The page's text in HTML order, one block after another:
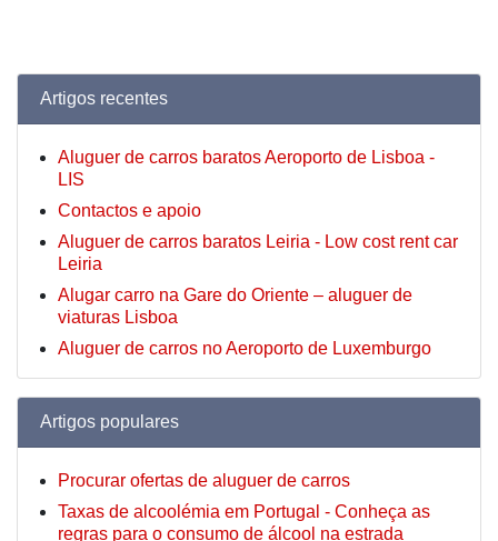
Artigos recentes
Aluguer de carros baratos Aeroporto de Lisboa -
LIS
Contactos e apoio
Aluguer de carros baratos Leiria - Low cost rent car
Leiria
Alugar carro na Gare do Oriente – aluguer de
viaturas Lisboa
Aluguer de carros no Aeroporto de Luxemburgo
Artigos populares
Procurar ofertas de aluguer de carros
Taxas de alcoolémia em Portugal - Conheça as
regras para o consumo de álcool na estrada